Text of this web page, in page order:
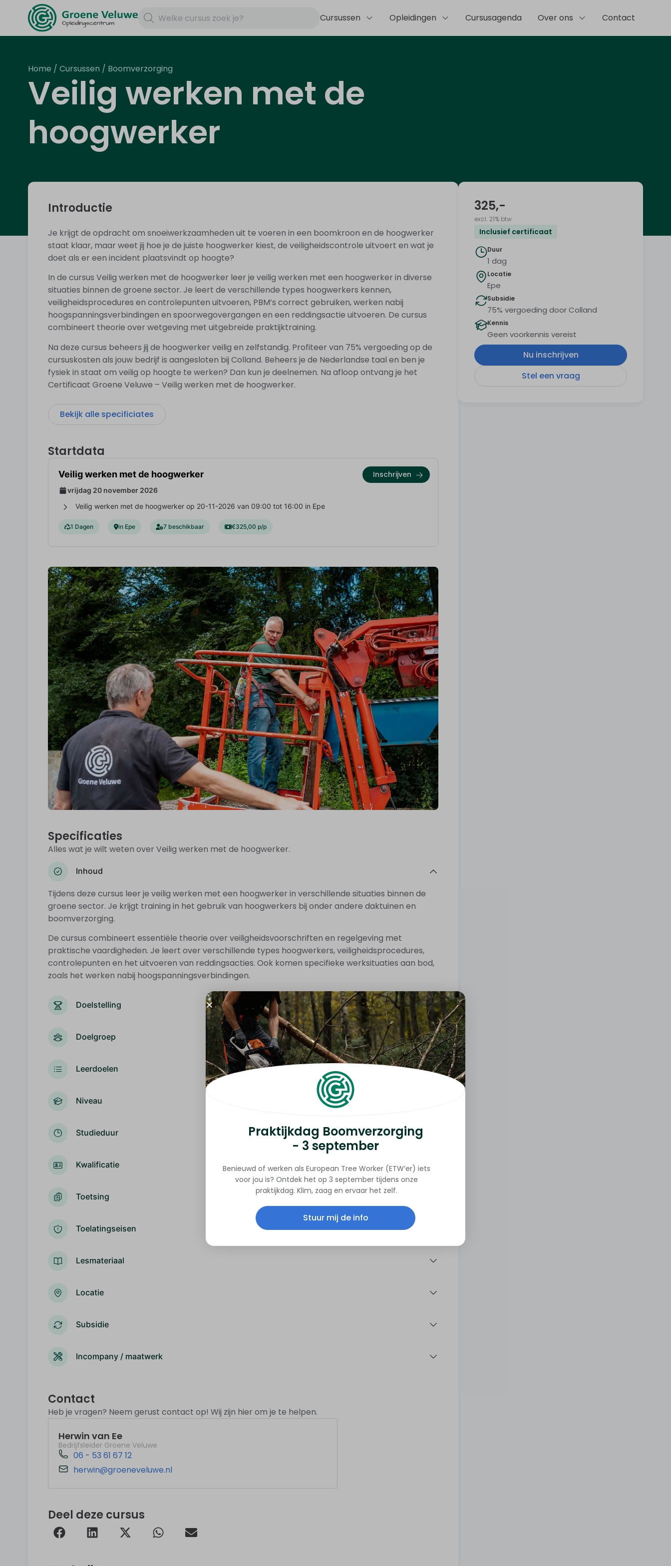
Cursussen Opleidingen Cursusagenda Over ons Contact
Home / Cursussen / Boomverzorging
Veilig werken met de
hoogwerker
Introductie
Je krijgt de opdracht om snoeiwerkzaamheden uit te voeren in een boomkroon en de hoogwerker
staat klaar, maar weet jij hoe je de juiste hoogwerker kiest, de veiligheidscontrole uitvoert en wat je
doet als er een incident plaatsvindt op hoogte?
In de cursus Veilig werken met de hoogwerker leer je veilig werken met een hoogwerker in diverse
situaties binnen de groene sector. Je leert de verschillende types hoogwerkers kennen,
veiligheidsprocedures en controlepunten uitvoeren, PBM’s correct gebruiken, werken nabij
hoogspanningsverbindingen en spoorwegovergangen en een reddingsactie uitvoeren. De cursus
combineert theorie over wetgeving met uitgebreide praktijktraining.
Na deze cursus beheers jij de hoogwerker veilig en zelfstandig. Profiteer van 75% vergoeding op de
cursuskosten als jouw bedrijf is aangesloten bij Colland. Beheers je de Nederlandse taal en ben je
fysiek in staat om veilig op hoogte te werken? Dan kun je deelnemen. Na afloop ontvang je het
Certificaat Groene Veluwe – Veilig werken met de hoogwerker.
Bekijk alle specificiates
Startdata
Veilig werken met de hoogwerker
vrijdag 20 november 2026
Veilig werken met de hoogwerker op 20-11-2026 van 09:00 tot 16:00 in Epe
1 Dagen in Epe 7 beschikbaar €325,00 p/p
Inschrijven
Specificaties
Alles wat je wilt weten over Veilig werken met de hoogwerker.
Inhoud
Tijdens deze cursus leer je veilig werken met een hoogwerker in verschillende situaties binnen de
groene sector. Je krijgt training in het gebruik van hoogwerkers bij onder andere daktuinen en
boomverzorging.
De cursus combineert essentiële theorie over veiligheidsvoorschriften en regelgeving met
praktische vaardigheden. Je leert over verschillende types hoogwerkers, veiligheidsprocedures,
controlepunten en het uitvoeren van reddingsacties. Ook komen specifieke werksituaties aan bod,
zoals het werken nabij hoogspanningsverbindingen.
Doelstelling
Doelgroep
Leerdoelen
Niveau
Studieduur
Kwalificatie
Toetsing
Toelatingseisen
Lesmateriaal
Locatie
Subsidie
Incompany / maatwerk
Contact
Heb je vragen? Neem gerust contact op! Wij zijn hier om je te helpen.
Herwin van Ee
Bedrijfsleider Groene Veluwe
06 - 53 61 67 12
herwin@groeneveluwe.nl
Deel deze cursus
325,-
excl. 21% btw
Inclusief certificaat
Duur
1 dag
Locatie
Epe
Subsidie
75% vergoeding door Colland
Kennis
Geen voorkennis vereist
Nu inschrijven
Stel een vraag
Praktijkdag Boomverzorging
- 3 september
Benieuwd of werken als European Tree Worker (ETW’er) iets
voor jou is? Ontdek het op 3 september tijdens onze
praktijkdag. Klim, zaag en ervaar het zelf.
Stuur mij de info